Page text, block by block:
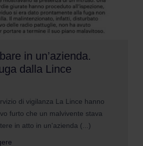
in un’azienda.
dalla Lince
di vigilanza La Lince hanno
furto che un malvivente stava
in atto in un'azienda (...)